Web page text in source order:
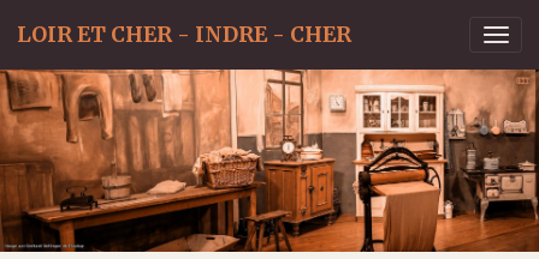
LOIR ET CHER - INDRE - CHER